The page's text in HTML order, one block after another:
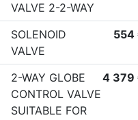
VALVE 2-2-WAY
SOLENOID
VALVE
554
2-WAY GLOBE
CONTROL VALVE
SUITABLE FOR
4 379